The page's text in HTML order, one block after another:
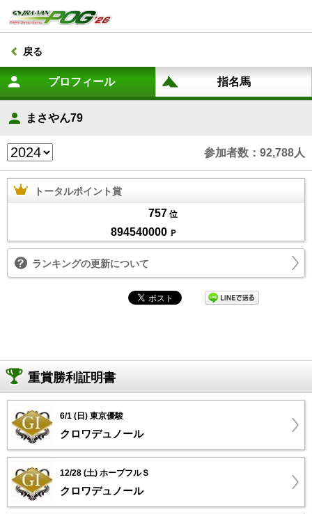
戻る
まさやん79
参加者数：92,788人
トータルポイント賞
757 位
894540000 Ｐ
ランキングの更新について
重賞勝利証明書
6/1 (日) 東京優駿
クロワデュノール
12/28 (土) ホープフルＳ
クロワデュノール